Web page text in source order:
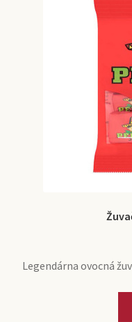
Legendárna ovocná